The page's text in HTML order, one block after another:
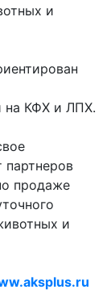
и
на КФХ и ЛПХ.
партнеров
продаже
и